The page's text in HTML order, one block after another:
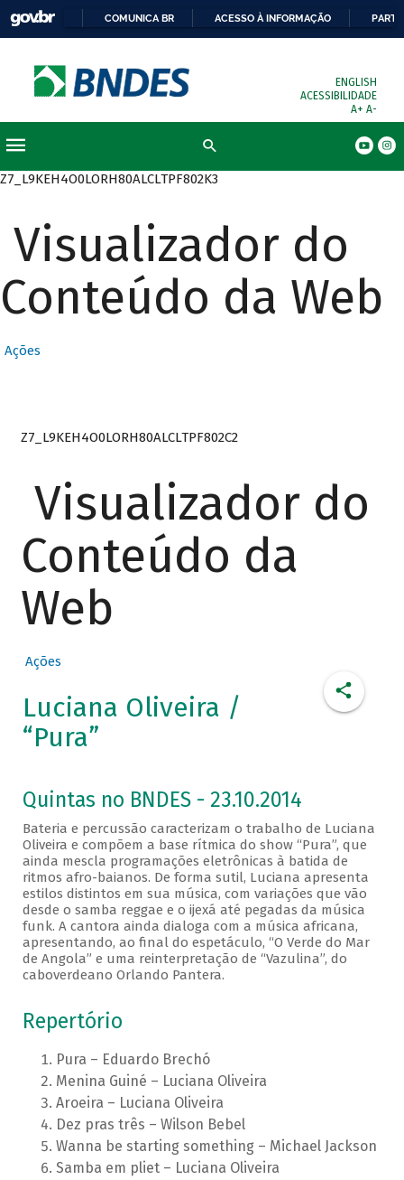
COMUNICA BR ACESSO À INFORMAÇÃO
ENGLISH
ACESSIBILIDADE
A+ A-
Z7_L9KEH4O0LORH80ALCLTPF802K3
Visualizador do
Conteúdo da Web
Ações
Z7_L9KEH4O0LORH80ALCLTPF802C2
Visualizador do
Conteúdo da
Web
Ações
Luciana Oliveira /
“Pura”
Quintas no BNDES - 23.10.2014
Bateria e percussão caracterizam o trabalho de Luciana
Oliveira e compõem a base rítmica do show “Pura”, que
ainda mescla programações eletrônicas à batida de
ritmos afro-baianos. De forma sutil, Luciana apresenta
estilos distintos em sua música, com variações que vão
desde o samba reggae e o ijexá até pegadas da música
funk. A cantora ainda dialoga com a música africana,
apresentando, ao final do espetáculo, “O Verde do Mar
de Angola” e uma reinterpretação de “Vazulina”, do
caboverdeano Orlando Pantera.
Repertório
Pura – Eduardo Brechó
Menina Guiné – Luciana Oliveira
Aroeira – Luciana Oliveira
Dez pras três – Wilson Bebel
Wanna be starting something – Michael Jackson
Samba em pliet – Luciana Oliveira